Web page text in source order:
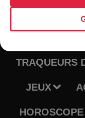
TRAQUEURS
JEUX
HOROSCOPE